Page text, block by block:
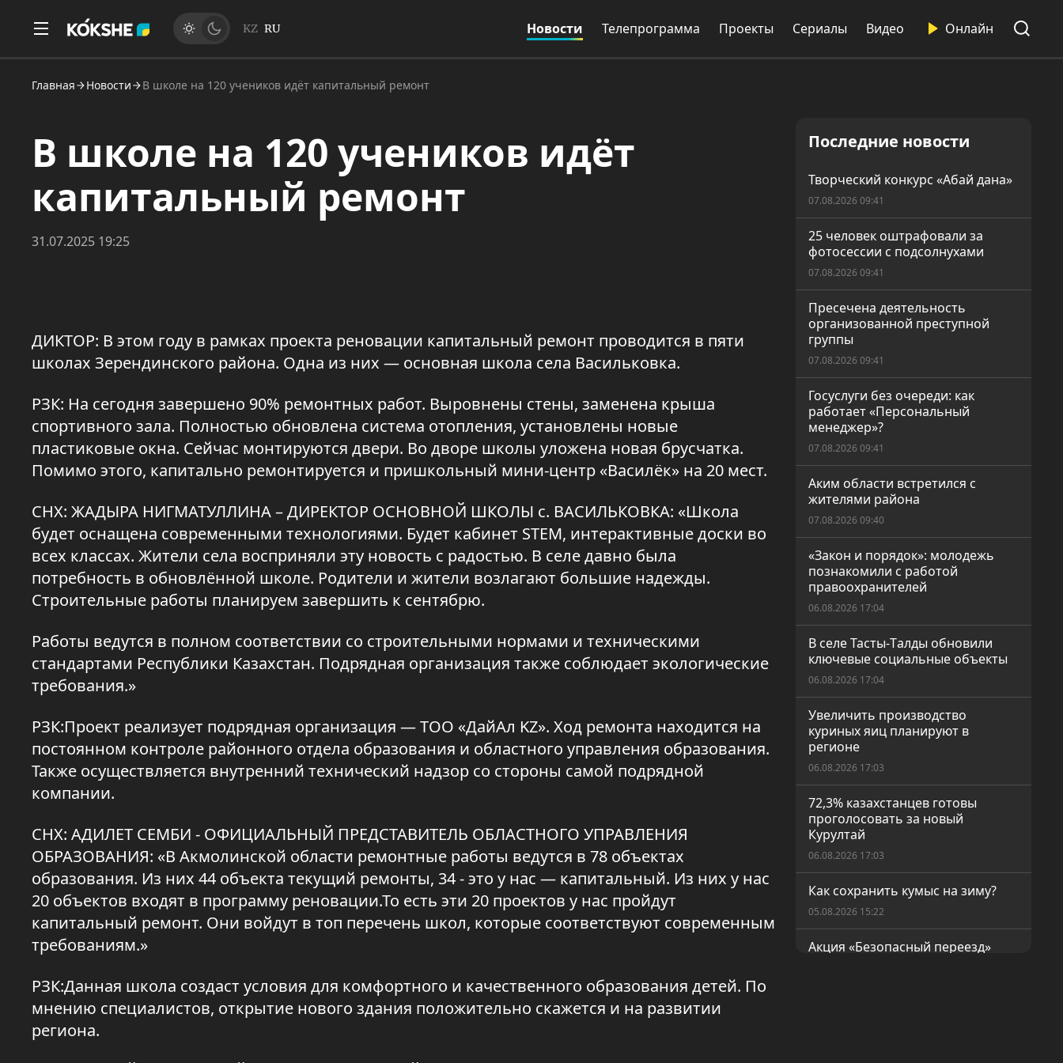
KZ RU Новости Телепрограмма Проекты Сериалы Видео Онлайн
Главная Новости В школе на 120 учеников идёт капитальный ремонт
В школе на 120 учеников идёт
капитальный ремонт
31.07.2025 19:25
ДИКТОР: В этом году в рамках проекта реновации капитальный ремонт проводится в пяти
школах Зерендинского района. Одна из них — основная школа села Васильковка.
РЗК: На сегодня завершено 90% ремонтных работ. Выровнены стены, заменена крыша
спортивного зала. Полностью обновлена система отопления, установлены новые
пластиковые окна. Сейчас монтируются двери. Во дворе школы уложена новая брусчатка.
Помимо этого, капитально ремонтируется и пришкольный мини-центр «Василёк» на 20 мест.
СНХ: ЖАДЫРА НИГМАТУЛЛИНА – ДИРЕКТОР ОСНОВНОЙ ШКОЛЫ с. ВАСИЛЬКОВКА: «Школа
будет оснащена современными технологиями. Будет кабинет STEM, интерактивные доски во
всех классах. Жители села восприняли эту новость с радостью. В селе давно была
потребность в обновлённой школе. Родители и жители возлагают большие надежды.
Строительные работы планируем завершить к сентябрю.
Работы ведутся в полном соответствии со строительными нормами и техническими
стандартами Республики Казахстан. Подрядная организация также соблюдает экологические
требования.»
РЗК:Проект реализует подрядная организация — ТОО «ДайАл KZ». Ход ремонта находится на
постоянном контроле районного отдела образования и областного управления образования.
Также осуществляется внутренний технический надзор со стороны самой подрядной
компании.
СНХ: АДИЛЕТ СЕМБИ - ОФИЦИАЛЬНЫЙ ПРЕДСТАВИТЕЛЬ ОБЛАСТНОГО УПРАВЛЕНИЯ
ОБРАЗОВАНИЯ: «В Акмолинской области ремонтные работы ведутся в 78 объектах
образования. Из них 44 объекта текущий ремонты, 34 - это у нас — капитальный. Из них у нас
20 объектов входят в программу реновации.То есть эти 20 проектов у нас пройдут
капитальный ремонт. Они войдут в топ перечень школ, которые соответствуют современным
требованиям.»
РЗК:Данная школа создаст условия для комфортного и качественного образования детей. По
мнению специалистов, открытие нового здания положительно скажется и на развитии
региона.
Последние новости
Творческий конкурс «Абай дана»
07.08.2026 09:41
25 человек оштрафовали за
фотосессии с подсолнухами
07.08.2026 09:41
Пресечена деятельность
организованной преступной
группы
07.08.2026 09:41
Госуслуги без очереди: как
работает «Персональный
менеджер»?
07.08.2026 09:41
Аким области встретился с
жителями района
07.08.2026 09:40
«Закон и порядок»: молодежь
познакомили с работой
правоохранителей
06.08.2026 17:04
В селе Тасты-Tалды обновили
ключевые социальные объекты
06.08.2026 17:04
Увеличить производство
куриных яиц планируют в
регионе
06.08.2026 17:03
72,3% казахстанцев готовы
проголосовать за новый
Курултай
06.08.2026 17:03
Как сохранить кумыс на зиму?
05.08.2026 15:22
Акция «Безопасный переезд»